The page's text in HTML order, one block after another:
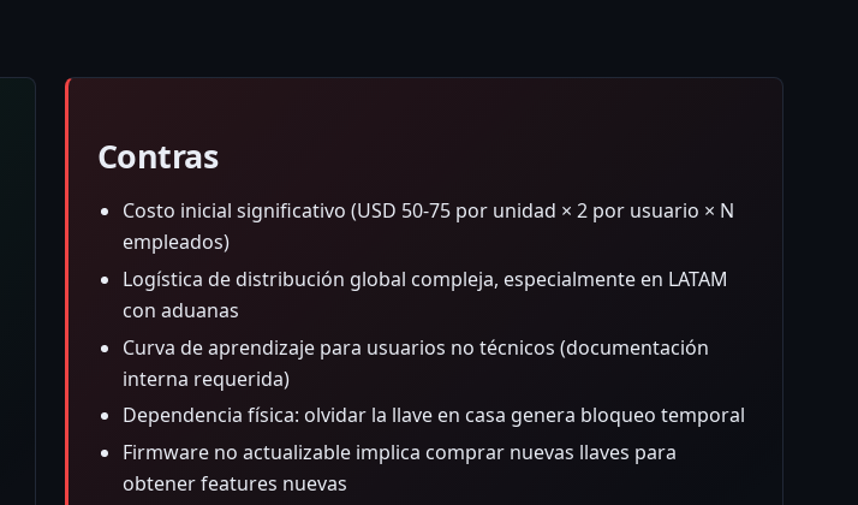
Contras
Costo inicial significativo (USD 50-75 por unidad × 2 por usuario × N
empleados)
Logística de distribución global compleja, especialmente en LATAM
con aduanas
Curva de aprendizaje para usuarios no técnicos (documentación
interna requerida)
Dependencia física: olvidar la llave en casa genera bloqueo temporal
Firmware no actualizable implica comprar nuevas llaves para
obtener features nuevas